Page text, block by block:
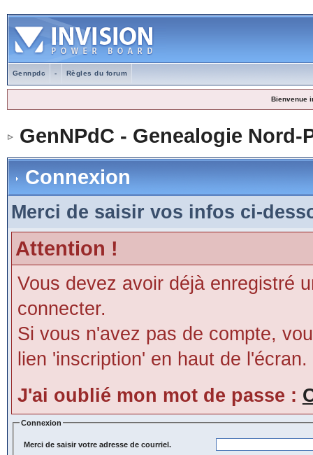
Gennpdc - Règles du forum
Bienvenue
GenNPdC - Genealogie Nord-
Connexion
Merci de saisir vos infos ci-
Attention !
Vous devez avoir déjà enregistré
connecter.
Si vous n'avez pas de compte,
lien 'inscription' en haut de l'écran.
J'ai oublié mon mot de passe :
Connexion
Merci de saisir votre adresse de courriel.